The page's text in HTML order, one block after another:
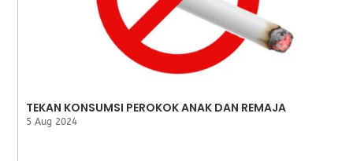
TEKAN KONSUMSI PEROKOK ANAK DAN REMAJA
5 Aug 2024